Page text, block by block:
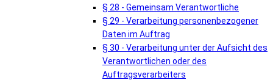
§ 28 - Gemeinsam Verantwortliche
§ 29 - Verarbeitung personenbezogener
Daten im Auftrag
§ 30 - Verarbeitung unter der Aufsicht des
Verantwortlichen oder des
Auftragsverarbeiters